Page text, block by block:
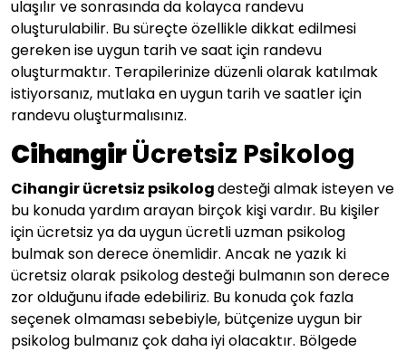
ulaşılır ve sonrasında da kolayca randevu
oluşturulabilir. Bu süreçte özellikle dikkat edilmesi
gereken ise uygun tarih ve saat için randevu
oluşturmaktır. Terapilerinize düzenli olarak katılmak
istiyorsanız, mutlaka en uygun tarih ve saatler için
randevu oluşturmalısınız.
Cihangir Ücretsiz Psikolog
Cihangir ücretsiz psikolog desteği almak isteyen ve
bu konuda yardım arayan birçok kişi vardır. Bu kişiler
için ücretsiz ya da uygun ücretli uzman psikolog
bulmak son derece önemlidir. Ancak ne yazık ki
ücretsiz olarak psikolog desteği bulmanın son derece
zor olduğunu ifade edebiliriz. Bu konuda çok fazla
seçenek olmaması sebebiyle, bütçenize uygun bir
psikolog bulmanız çok daha iyi olacaktır. Bölgede